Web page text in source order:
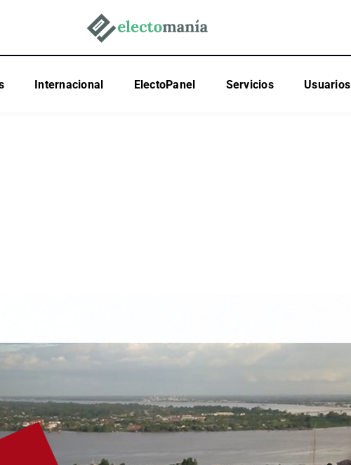
Internacional ElectoPanel Servicios Usuarios